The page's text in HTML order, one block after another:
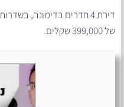
של 399,000 שקלים.